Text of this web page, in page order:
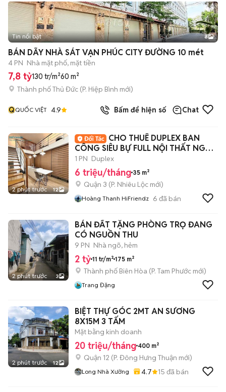
+2
Tin nổi bật 8
BÁN DÃY NHÀ SÁT VẠN PHÚC CITY ĐƯỜNG 10 mét
4 PN Nhà mặt phố, mặt tiền
7,8 tỷ130 tr/m²60 m²
Thành phố Thủ Đức (P. Hiệp Bình mới)
QQUỐC VIỆT 4.9 Bấm để hiện số Chat
2 phút trước 12
CHO THUÊ DUPLEX BAN
CÔNG SIÊU BỰ FULL NỘI THẤT NGAY
CMT8 - Q3
1 PN Duplex
6 triệu/tháng 35 m²
Quận 3 (P. Nhiêu Lộc mới)
Hoàng Thanh HiFriendz 6 đã bán
2 phút trước 3
BÁN ĐẤT TẶNG PHÒNG TRỌ ĐANG
CÓ NGUỒN THU
9 PN Nhà ngõ, hẻm
2 tỷ 11 tr/m² 175 m²
Thành phố Biên Hòa (P. Tam Phước mới)
Trang Đặng
2 phút trước 12
BIỆT THỰ GÓC 2MT AN SƯƠNG
8X15M 3 TẤM
Mặt bằng kinh doanh
20 triệu/tháng 400 m²
Quận 12 (P. Đông Hưng Thuận mới)
Long Nhà Xưởng 4.7 15 đã bán